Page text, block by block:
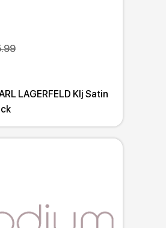
LAGERFELD Klj Satin